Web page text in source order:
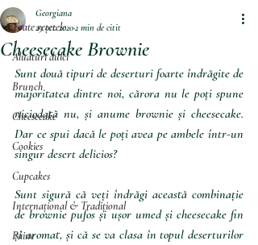
Toate rețetele
Aluaturi dulci
Brunch
Cheesecake
Cookies
Cupcakes
Internațional & Tradițional
Pâine
Cheesecake Brownie
Georgiana
29 oct. 20202 min de citit
Sunt două tipuri de deserturi foarte îndrăgite de
majoritatea dintre noi, cărora nu le poți spune
niciodată nu, și anume brownie și cheesecake.
Dar ce spui dacă le poți avea pe ambele într-un
singur desert delicios?
Sunt sigură că veți îndrăgi această combinație
de brownie pufos și ușor umed și cheesecake fin
și aromat, și că se va clasa în topul deserturilor